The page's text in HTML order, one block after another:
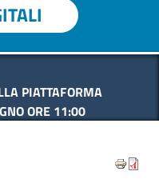
PIATTAFORMA
ORE 11:00